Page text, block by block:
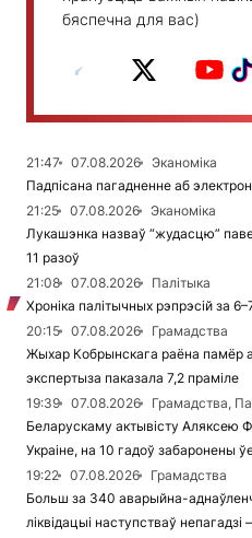
бяспечна для вас)
21:47 07.08.2026
Эканоміка
Падпісана пагадненне аб
21:25
07.08.2026
Эканоміка
Лукашэнка назваў “жудасцю”
11 разоў
21:08
07.08.2026
Палітыка
Хроніка палітычных рэпрэсій за
20:15
07.08.2026
Грамадства
Жыхар Кобрынскага раёна памёр
экспертыза паказала 7,2 праміле
19:39
07.08.2026
Грамадства,
Беларускаму актывісту Аляксею
Украіне, на 10 гадоў забаронены
19:22
07.08.2026
Грамадства
Больш за 340 аварыйна-
ліквідацыі наступстваў